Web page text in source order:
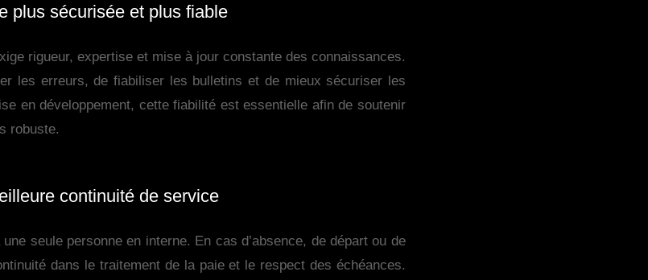
plus sécurisée et plus fiable
rigueur, expertise et mise à jour constante des connaissances.
les erreurs, de fiabiliser les bulletins et de mieux sécuriser les
en développement, cette fiabilité est essentielle afin de soutenir
robuste.
continuité de service
seule personne en interne. En cas d’absence, de départ ou de
dans le traitement de la paie et le respect des échéances.